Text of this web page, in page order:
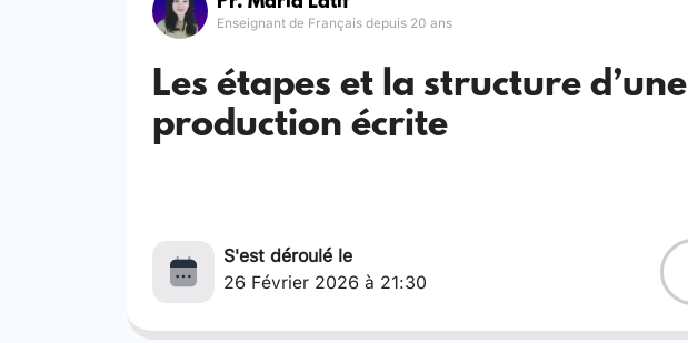
Enseignant de Français depuis 20 ans
Les étapes et la structure d’une
production écrite
S'est déroulé le
26 Février 2026 à 21:30